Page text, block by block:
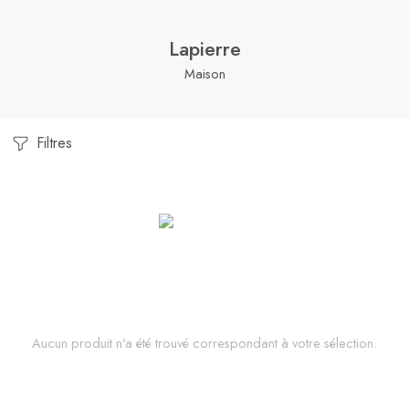
Lapierre
Maison
Filtres
Aucun produit n'a été trouvé correspondant à votre sélection.